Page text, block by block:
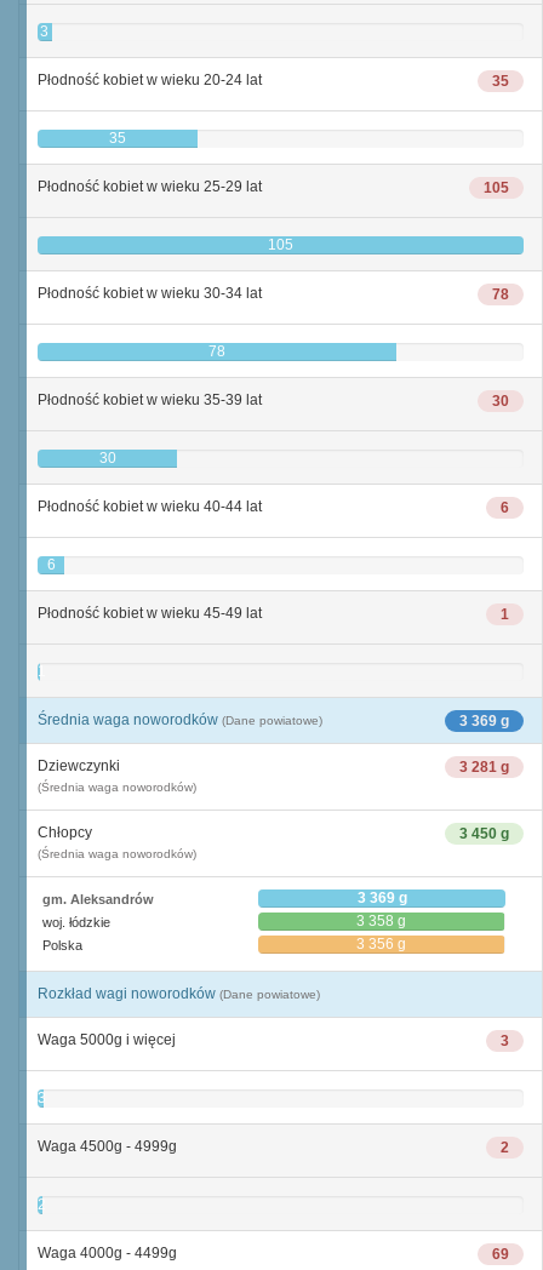
3
35
Płodność kobiet w wieku 20-24 lat
35
105
Płodność kobiet w wieku 25-29 lat
105
78
Płodność kobiet w wieku 30-34 lat
78
30
Płodność kobiet w wieku 35-39 lat
30
6
Płodność kobiet w wieku 40-44 lat
6
1
Płodność kobiet w wieku 45-49 lat
1
3 369 g
Średnia waga noworodków (Dane powiatowe)
3 281 g
Dziewczynki
(Średnia waga noworodków)
3 450 g
Chłopcy
(Średnia waga noworodków)
gm. Aleksandrów 3 369 g
woj. łódzkie 3 358 g
Polska 3 356 g
Rozkład wagi noworodków (Dane powiatowe)
3
Waga 5000g i więcej
3
2
Waga 4500g - 4999g
2
69
Waga 4000g - 4499g